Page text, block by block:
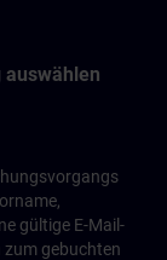
auswählen
gültige E-Mail-
gebuchten